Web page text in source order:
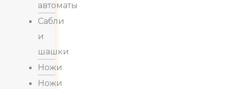
автоматы
Сабли
и
шашки
Ножи
Ножи